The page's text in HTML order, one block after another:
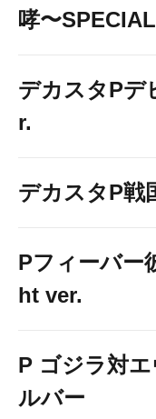
哮〜
デカスタPデ
r.
デカスタP戦
Pフィーバー
ht ver.
P ゴジラ対
ルバー